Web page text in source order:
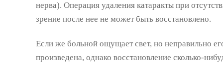
нерва). Операция удаления катаракты при
зрение после нее не может быть восстановлено.
Если же больной ощущает свет, но неправильно
произведена, однако восстановление сколько-